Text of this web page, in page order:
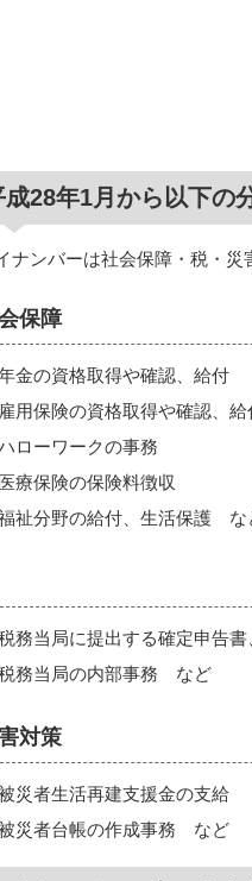
成28年1月から以下の
ナンバーは社会保障・税・
保障
金の資格取得や確認、給付
雇用保険の資格取得や確認、給
ローワークの事務
医療保険の保険料徴収
祉分野の給付、生活保護 な
務当局に提出する確定申告
務当局の内部事務 など
対策
災者生活再建支援金の支給
災者台帳の作成事務 など